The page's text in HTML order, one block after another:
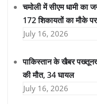
चमोली में सीएम धामी का
172 शिकायतों का मौके
July 16, 2026
पाकिस्तान के खैबर
की मौत, 34 घायल
July 16, 2026